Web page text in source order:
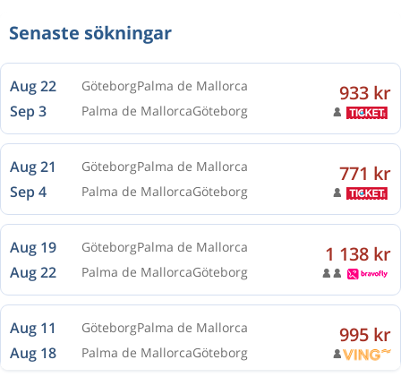
Senaste sökningar
Aug 22 GöteborgPalma de Mallorca
Sep 3 Palma de MallorcaGöteborg
933 kr
Aug 21 GöteborgPalma de Mallorca
Sep 4 Palma de MallorcaGöteborg
771 kr
Aug 19 GöteborgPalma de Mallorca
Aug 22 Palma de MallorcaGöteborg
1 138 kr
Aug 11 GöteborgPalma de Mallorca
Aug 18 Palma de MallorcaGöteborg
995 kr